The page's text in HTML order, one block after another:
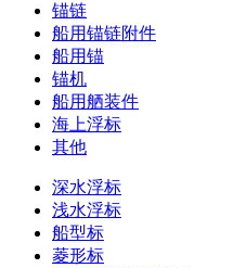
锚链
船用锚链附件
船用锚
锚机
船用舾装件
海上浮标
其他
深水浮标
浅水浮标
船型标
菱形标